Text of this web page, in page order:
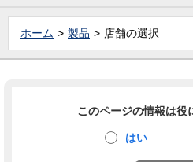
ホーム 製品 店舗の選択
このページの情報は役
はい